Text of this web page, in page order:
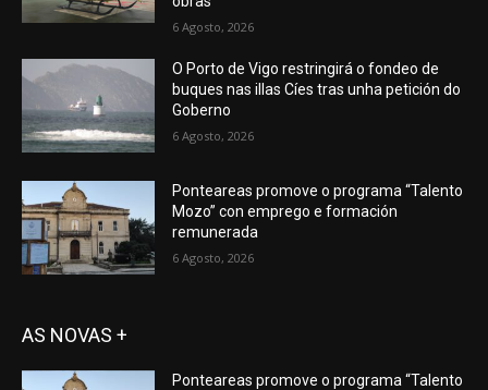
6 Agosto, 2026
O Porto de Vigo restringirá o fondeo de
buques nas illas Cíes tras unha petición do
Goberno
6 Agosto, 2026
Ponteareas promove o programa “Talento
Mozo” con emprego e formación
remunerada
6 Agosto, 2026
AS NOVAS +
Ponteareas promove o programa “Talento